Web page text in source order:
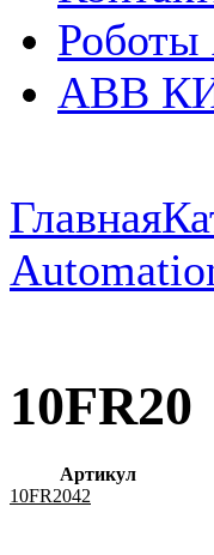
ABB
Главная
10FR20
Артикул
10FR2042